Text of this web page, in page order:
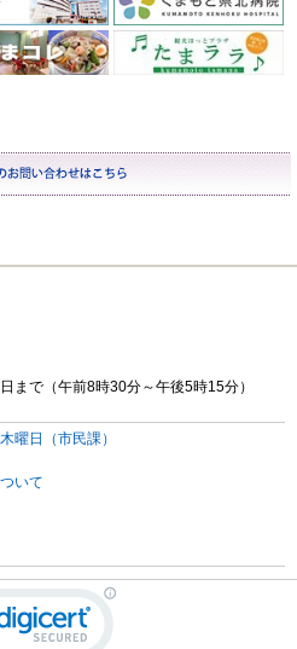
まで（午前8時30分～午後5時15分）
曜日（市民課）
いて